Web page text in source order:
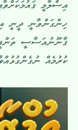
އިސްލާމީ
ހިންގަންވާނީ ދީނީ
ޤާނޫނުއަސާސީ
ކުރުމެއް